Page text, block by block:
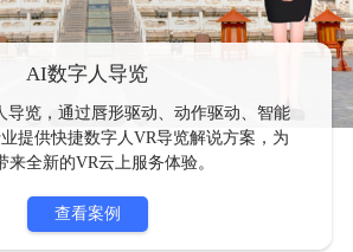
AI数字人导览
导览，通过唇形驱动、动作驱动、智能
提供快捷数字人VR导览解说方案，为
来全新的VR云上服务体验。